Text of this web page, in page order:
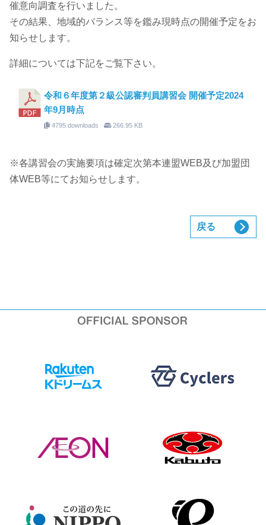
催意向調査を行いました。
その結果、地域的バランス等を鑑み現時点の開催予定をお
知らせします。
詳細については下記をご覧下さい。
令和６年度第２級公認審判員講習会 開催予定2024
年9月時点
4795 downloads 266.95 KB
※各講習会の実施要項は確定次第本連盟WEB及び加盟団
体WEB等にてお知らせします。
戻る